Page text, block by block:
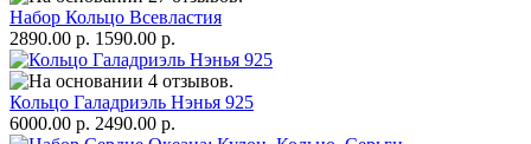
Набор Кольцо Всевластия
2890.00 р. 1590.00 р.
Кольцо Галадриэль Нэнья 925
6000.00 р. 2490.00 р.